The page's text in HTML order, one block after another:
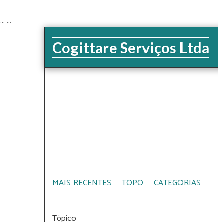
......
Cogittare Serviços Ltda
MAIS RECENTES TOPO CATEGORIAS
Tópico